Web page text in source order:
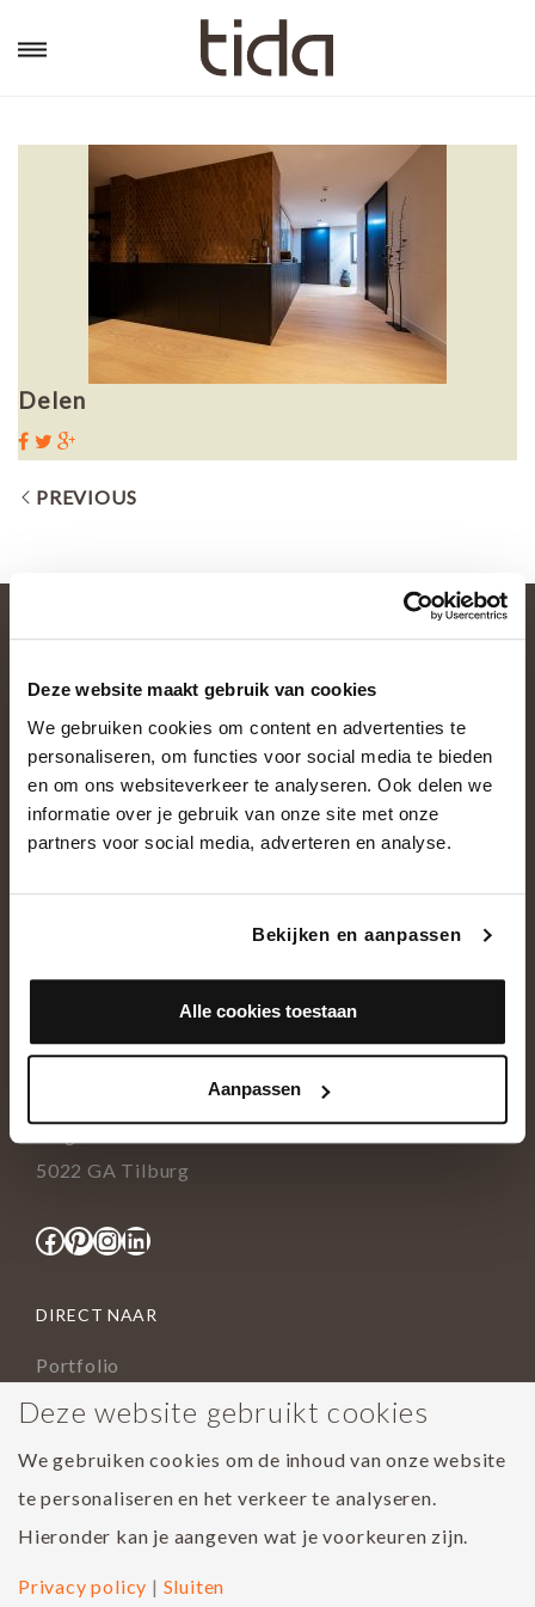
Deze website maakt gebruik van cookies
We gebruiken cookies om content en advertenties te
personaliseren, om functies voor social media te bieden
en om ons websiteverkeer te analyseren. Ook delen we
informatie over je gebruik van onze site met onze
partners voor social media, adverteren en analyse.
Bekijken en aanpassen
Alle cookies toestaan
Aanpassen
Delen
PREVIOUS
OVER ONS
NEEM CONTACT OP
+31(0)13 5362828
5022 GA Tilburg
Facebook
Pinterest
Instagram
LinkedIn
DIRECT NAAR
Portfolio
Assortiment
Houtsoorten
Populairste project 2023
Deze website gebruikt cookies
We gebruiken cookies om de inhoud van onze website
te personaliseren en het verkeer te analyseren.
Hieronder kan je aangeven wat je voorkeuren zijn.
Privacy policy | Sluiten